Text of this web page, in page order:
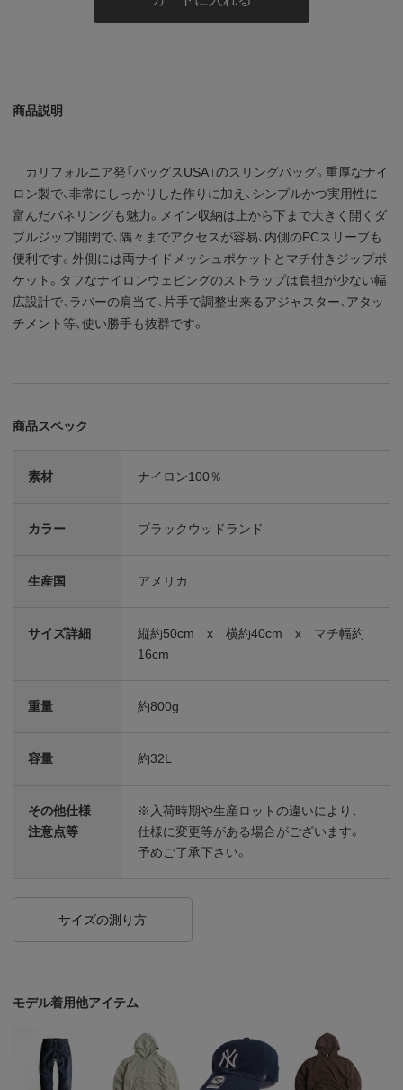
商品説明
カリフォルニア発「バッグスUSA」のスリングバッグ。重厚なナイ
ロン製で、非常にしっかりした作りに加え、シンプルかつ実用性に
富んだパネリングも魅力。メイン収納は上から下まで大きく開くダ
ブルジップ開閉で、隅々までアクセスが容易、内側のPCスリーブも
便利です。外側には両サイドメッシュポケットとマチ付きジップポ
ケット。タフなナイロンウェビングのストラップは負担が少ない幅
広設計で、ラバーの肩当て、片手で調整出来るアジャスター、アタッ
チメント等、使い勝手も抜群です。
商品スペック
素材 ナイロン100％
カラー ブラックウッドランド
生産国 アメリカ
サイズ詳細
縦約50cm x 横約40cm x マチ幅約
16cm
重量 約800g
容量 約32L
その他仕様
注意点等
※入荷時期や生産ロットの違いにより、
仕様に変更等がある場合がございます。
予めご了承下さい。
サイズの測り方
モデル着用他アイテム